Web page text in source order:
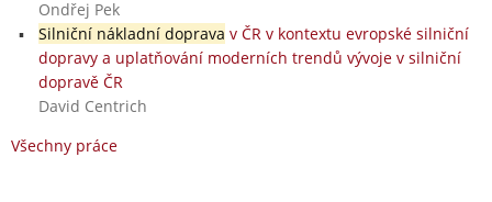
Ondřej Pek
Silniční nákladní doprava v ČR v kontextu evropské silniční
dopravy a uplatňování moderních trendů vývoje v silniční
dopravě ČR
David Centrich
Všechny práce